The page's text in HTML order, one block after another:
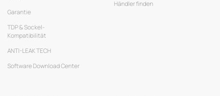
Garantie
TDP & Sockel-
Kompatibilität
ANTI-LEAK TECH
Software Download Center
Händler finden